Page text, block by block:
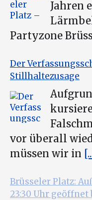
Jahren
Partyzone
Der
Stillhaltezusage
vor überall
müssen wir in
Brüsseler Platz:
23:30 Uhr geöffnet